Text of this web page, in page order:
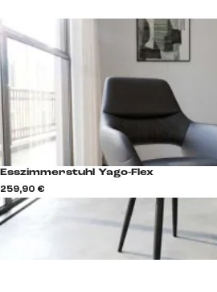
Esszimmerstuhl Yago-Flex
259,90 €